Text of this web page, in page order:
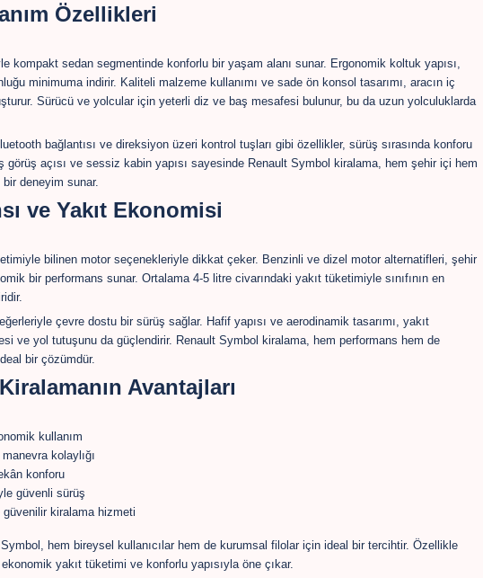
Özellikleri
kompakt sedan segmentinde konforlu bir yaşam alanı sunar. Ergonomik koltuk yapısı,
minimuma indirir. Kaliteli malzeme kullanımı ve sade ön konsol tasarımı, aracın iç
Sürücü ve yolcular için yeterli diz ve baş mesafesi bulunur, bu da uzun yolculuklarda
bağlantısı ve direksiyon üzeri kontrol tuşları gibi özellikler, sürüş sırasında konforu
görüş açısı ve sessiz kabin yapısı sayesinde Renault Symbol kiralama, hem şehir içi hem
deneyim sunar.
ve Yakıt Ekonomisi
bilinen motor seçenekleriyle dikkat çeker. Benzinli ve dizel motor alternatifleri, şehir
bir performans sunar. Ortalama 4-5 litre civarındaki yakıt tüketimiyle sınıfının en
çevre dostu bir sürüş sağlar. Hafif yapısı ve aerodinamik tasarımı, yakıt
ve yol tutuşunu da güçlendirir. Renault Symbol kiralama, hem performans hem de
bir çözümdür.
Avantajları
kullanım
kolaylığı
konforu
güvenli sürüş
güvenilir kiralama hizmeti
hem bireysel kullanıcılar hem de kurumsal filolar için ideal bir tercihtir. Özellikle
yakıt tüketimi ve konforlu yapısıyla öne çıkar.